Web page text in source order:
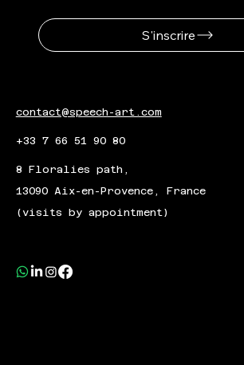
contact@speech-art.com
+33 7 66 51 90 80
8 Floralies path,
13090 Aix-en-Provence, France
(visits by appointment)
S'inscrire